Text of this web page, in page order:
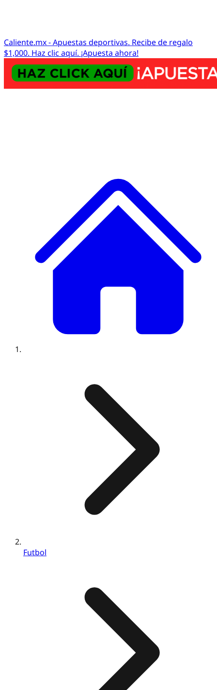
Caliente.mx - Apuestas deportivas. Recibe de regalo
$1,000. Haz clic aquí. ¡Apuesta ahora!
Futbol